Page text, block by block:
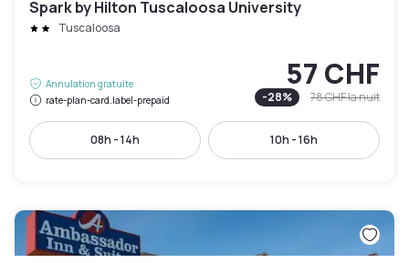
Spark by Hilton Tuscaloosa University
Tuscaloosa
Annulation gratuite
rate-plan-card.label-prepaid
57 CHF
-28% 78 CHFla nuit
08h - 14h 10h - 16h